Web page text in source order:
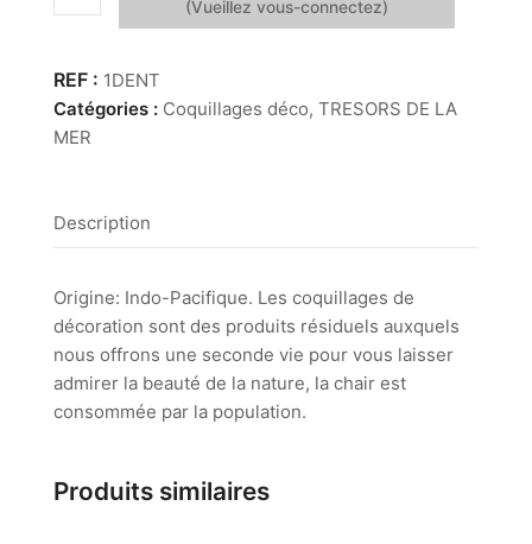
de
Aprinum1DENT
Catégories : Coquillages déco, TRESORS DE LA
MER
Description
Origine: Indo-Pacifique. Les coquillages de
décoration sont des produits résiduels auxquels
nous offrons une seconde vie pour vous laisser
admirer la beauté de la nature, la chair est
consommée par la population.
Produits similaires